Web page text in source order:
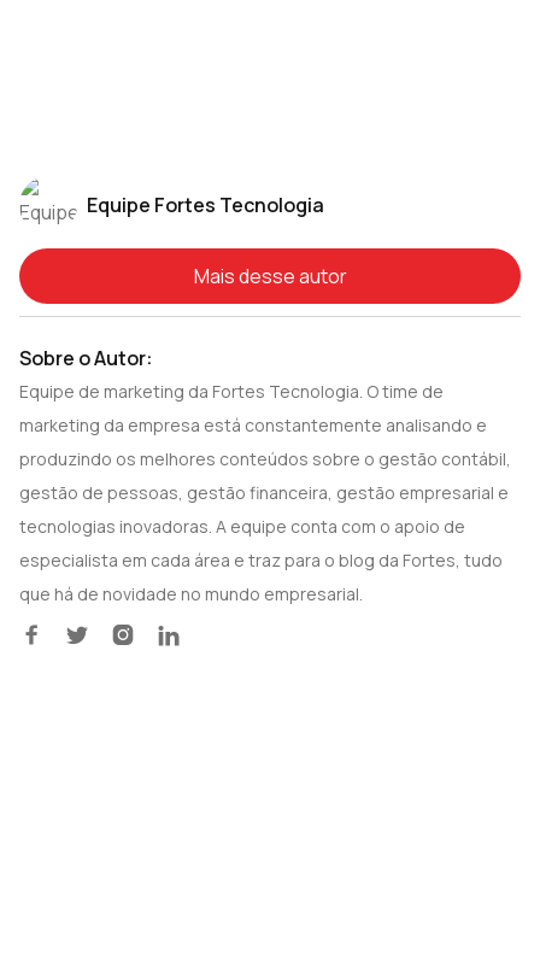
Equipe Fortes Tecnologia
Mais desse autor
Sobre o Autor:
Equipe de marketing da Fortes Tecnologia. O time de
marketing da empresa está constantemente analisando e
produzindo os melhores conteúdos sobre o gestão contábil,
gestão de pessoas, gestão financeira, gestão empresarial e
tecnologias inovadoras. A equipe conta com o apoio de
especialista em cada área e traz para o blog da Fortes, tudo
que há de novidade no mundo empresarial.
   